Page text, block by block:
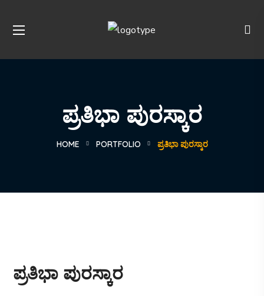
ಪ್ರತಿಭಾ ಪುರಸ್ಕಾರ
HOME PORTFOLIO ಪ್ರತಿಭಾ ಪುರಸ್ಕಾರ
ಪ್ರತಿಭಾ ಪುರಸ್ಕಾರ